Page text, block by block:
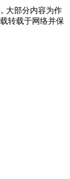
大部分内容为作
转载于网络并保